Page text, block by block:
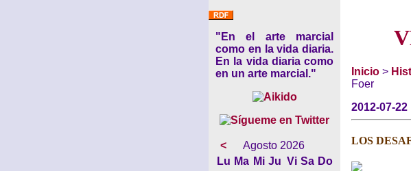
"En el arte marcial
como en la vida diaria.
En la vida diaria como
en un arte marcial."
<
Agosto 2026
Lu Ma Mi Ju Vi Sa Do
Inicio >
Foer
2012-07-22
LOS